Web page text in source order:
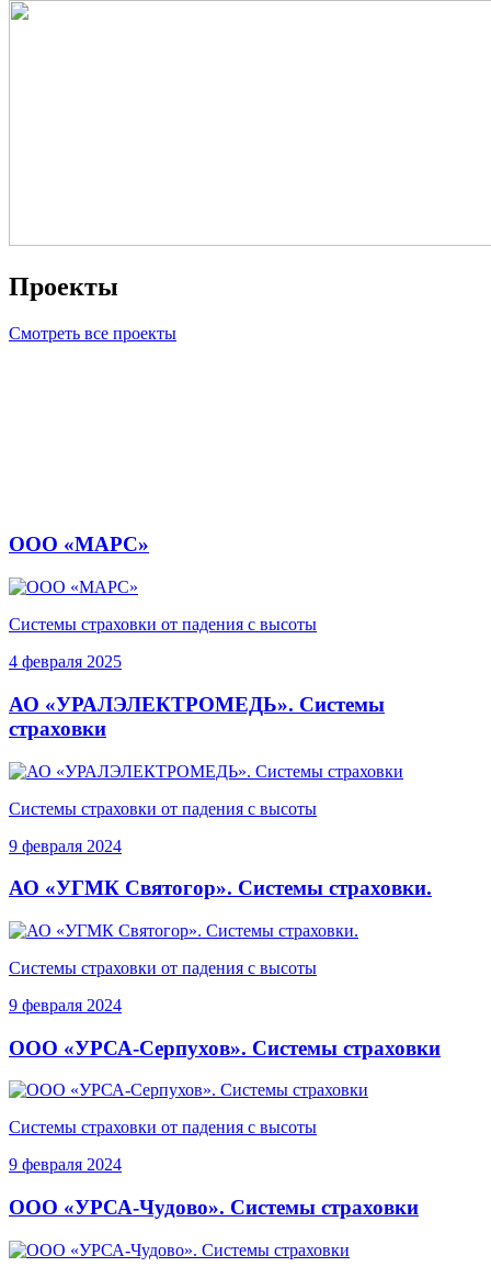
Проекты
Смотреть все проекты
ООО «МАРС»
Системы страховки от падения с высоты
4 февраля 2025
АО «УРАЛЭЛЕКТРОМЕДЬ». Системы
страховки
Системы страховки от падения с высоты
9 февраля 2024
АО «УГМК Святогор». Системы страховки.
Системы страховки от падения с высоты
9 февраля 2024
ООО «УРСА-Серпухов». Системы страховки
Системы страховки от падения с высоты
9 февраля 2024
ООО «УРСА-Чудово». Системы страховки